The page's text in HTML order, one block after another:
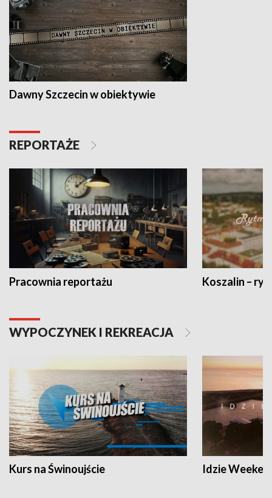
Dawny Szczecin w obiektywie
REPORTAŻE
Pracownia reportażu Koszalin –
WYPOCZYNEK I REKREACJA
Kurs na Świnoujście Idzie